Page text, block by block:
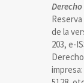
de la
203, e-
impresa: